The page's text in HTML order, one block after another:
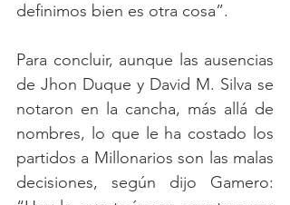
definimos bien es otra cosa”.
Para concluir, aunque las ausencias
de Jhon Duque y David M. Silva se
notaron en la cancha, más allá de
nombres, lo que le ha costado los
partidos a Millonarios son las malas
decisiones, según dijo Gamero: